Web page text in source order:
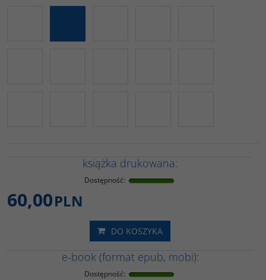
książka drukowana:
Dostępność:
60,00PLN
DO KOSZYKA
e-book (format epub, mobi):
Dostępność: